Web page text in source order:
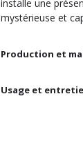
installe une
mystérieuse et
Production et
Usage et